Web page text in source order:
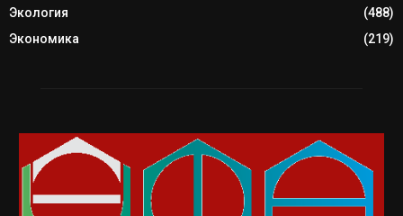
Экология
(488)
Экономика
(219)